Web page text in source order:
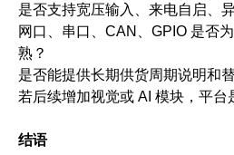
是否支持宽压输入、来电自启、
网口、串口、CAN、GPIO 是否
熟？
是否能提供长期供货周期说明和
若后续增加视觉或 AI 模块，平台
结语